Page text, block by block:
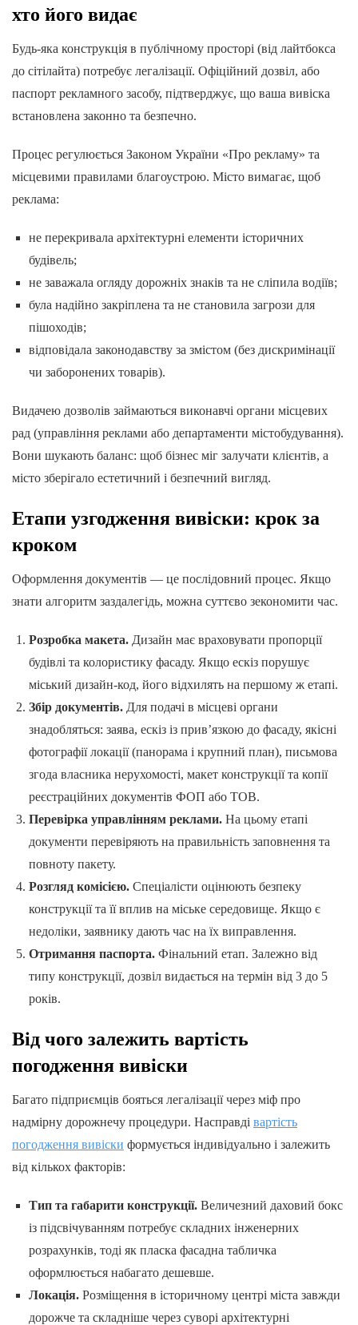
хто його видає
Будь-яка конструкція в публічному просторі (від лайтбокса
до сітілайта) потребує легалізації. Офіційний дозвіл, або
паспорт рекламного засобу, підтверджує, що ваша вивіска
встановлена законно та безпечно.
Процес регулюється Законом України «Про рекламу» та
місцевими правилами благоустрою. Місто вимагає, щоб
реклама:
не перекривала архітектурні елементи історичних
будівель;
не заважала огляду дорожніх знаків та не сліпила водіїв;
була надійно закріплена та не становила загрози для
пішоходів;
відповідала законодавству за змістом (без дискримінації
чи заборонених товарів).
Видачею дозволів займаються виконавчі органи місцевих
рад (управління реклами або департаменти містобудування).
Вони шукають баланс: щоб бізнес міг залучати клієнтів, а
місто зберігало естетичний і безпечний вигляд.
Етапи узгодження вивіски: крок за
кроком
Оформлення документів — це послідовний процес. Якщо
знати алгоритм заздалегідь, можна суттєво зекономити час.
Розробка макета.Дизайн має враховувати пропорції
будівлі та колористику фасаду. Якщо ескіз порушує
міський дизайн-код, його відхилять на першому ж етапі.
Збір документів.Для подачі в місцеві органи
знадобляться: заява, ескіз із прив’язкою до фасаду, якісні
фотографії локації (панорама і крупний план), письмова
згода власника нерухомості, макет конструкції та копії
реєстраційних документів ФОП або ТОВ.
Перевірка управлінням реклами.На цьому етапі
документи перевіряють на правильність заповнення та
повноту пакету.
Розгляд комісією.Спеціалісти оцінюють безпеку
конструкції та її вплив на міське середовище. Якщо є
недоліки, заявнику дають час на їх виправлення.
Отримання паспорта.Фінальний етап. Залежно від
типу конструкції, дозвіл видається на термін від 3 до 5
років.
Від чого залежить вартість
погодження вивіски
Багато підприємців бояться легалізації через міф про
надмірну дорожнечу процедури. Насправді вартість
погодження вивіски формується індивідуально і залежить
від кількох факторів:
Тип та габарити конструкції.Величезний даховий бокс
із підсвічуванням потребує складних інженерних
розрахунків, тоді як пласка фасадна табличка
оформлюється набагато дешевше.
Локація.Розміщення в історичному центрі міста завжди
дорожче та складніше через суворі архітектурні